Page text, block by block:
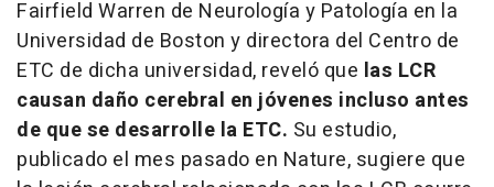
Fairfield Warren de Neurología y Patología en la
Universidad de Boston y directora del Centro de
ETC de dicha universidad, reveló que las LCR
causan daño cerebral en jóvenes incluso antes
de que se desarrolle la ETC. Su estudio,
publicado el mes pasado en Nature, sugiere que